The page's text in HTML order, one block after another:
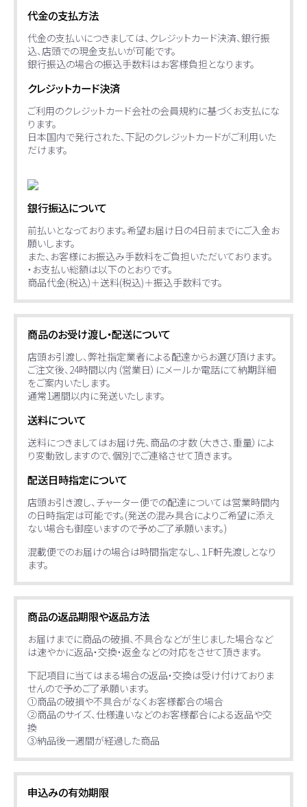
代金の支払方法
代金の支払いにつきましては、クレジットカード決済、銀行振
込、店頭での現金支払いが可能です。
銀行振込の場合の振込手数料はお客様負担となります。
クレジットカード決済
ご利用のクレジットカード会社の会員規約に基づくお支払にな
ります。
日本国内で発行された、下記のクレジットカードがご利用いた
だけます。
銀行振込について
前払いとなっております。希望お届け日の4日前までにご入金お
願いします。
また、お客様にお振込み手数料をご負担いただいております。
・お支払い総額は以下のとおりです。
商品代金(税込)＋送料(税込)＋振込手数料です。
商品のお受け渡し・配送について
店頭お引渡し、弊社指定業者による配達からお選び頂けます。
ご注文後、24時間以内（営業日）にメールか電話にて納期詳細
をご案内いたします。
通常1週間以内に発送いたします。
送料について
送料につきましてはお届け先、商品の才数（大きさ、重量）によ
り変動致しますので、個別でご連絡させて頂きます。
配送日時指定について
店頭お引き渡し、チャーター便での配達については営業時間内
の日時指定は可能です。(発送の混み具合によりご希望に添え
ない場合も御座いますので予めご了承願います。)
混載便でのお届けの場合は時間指定なし、１F軒先渡しとなり
ます。
商品の返品期限や返品方法
お届けまでに商品の破損、不具合などが生じました場合など
は速やかに返品・交換・返金などの対応をさせて頂きます。
下記項目に当てはまる場合の返品・交換は受け付けておりま
せんので予めご了承願います。
①商品の破損や不具合がなくお客様都合の場合
②商品のサイズ、仕様違いなどのお客様都合による返品や交
換
③納品後一週間が経過した商品
申込みの有効期限